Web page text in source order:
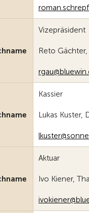
r m n schr pf
Vizepräsident
Reto Gächter,
rg bl wn
Kassier
Lukas Kuster,
lk st r s nn
Aktuar
Ivo Kiener,
v k n r bl